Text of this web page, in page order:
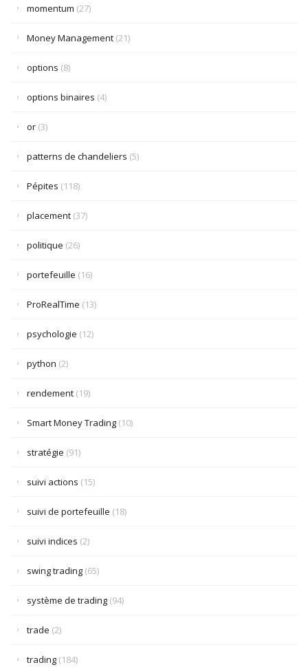
momentum (27)
Money Management (21)
options (8)
options binaires (4)
or (3)
patterns de chandeliers (5)
Pépites (118)
placement (37)
politique (26)
portefeuille (16)
ProRealTime (13)
psychologie (12)
python (2)
rendement (19)
Smart Money Trading (10)
stratégie (91)
suivi actions (15)
suivi de portefeuille (18)
suivi indices (2)
swing trading (65)
système de trading (94)
trade (2)
trading (184)